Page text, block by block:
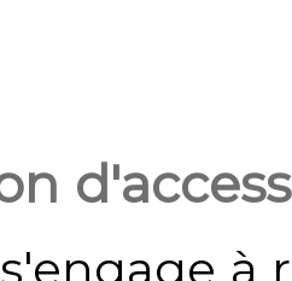
à